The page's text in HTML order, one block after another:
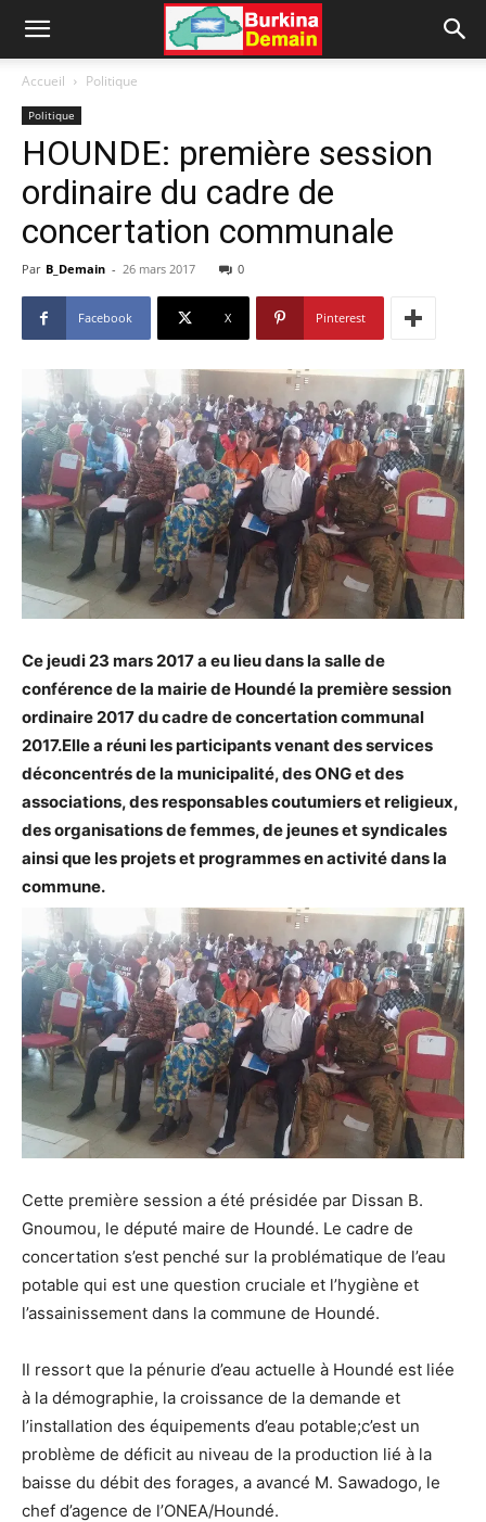
Accueil Politique
Politique
HOUNDE: première session
ordinaire du cadre de
concertation communale
Par B_Demain - 26 mars 2017 0
Facebook X Pinterest
Ce jeudi 23 mars 2017 a eu lieu dans la salle de
conférence de la mairie de Houndé la première session
ordinaire 2017 du cadre de concertation communal
2017.Elle a réuni les participants venant des services
déconcentrés de la municipalité, des ONG et des
associations, des responsables coutumiers et religieux,
des organisations de femmes, de jeunes et syndicales
ainsi que les projets et programmes en activité dans la
commune.
Cette première session a été présidée par Dissan B.
Gnoumou, le député maire de Houndé. Le cadre de
concertation s’est penché sur la problématique de l’eau
potable qui est une question cruciale et l’hygiène et
l’assainissement dans la commune de Houndé.
Il ressort que la pénurie d’eau actuelle à Houndé est liée
à la démographie, la croissance de la demande et
l’installation des équipements d’eau potable;c’est un
problème de déficit au niveau de la production lié à la
baisse du débit des forages, a avancé M. Sawadogo, le
chef d’agence de l’ONEA/Houndé.